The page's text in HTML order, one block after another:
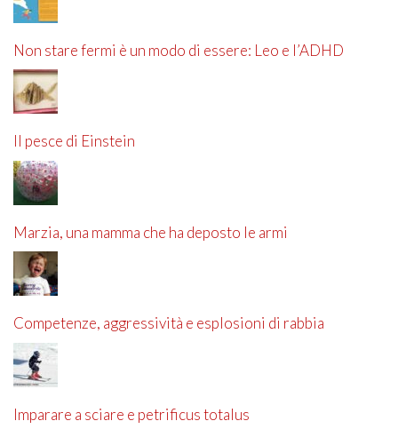
Non stare fermi è un modo di essere: Leo e l’ADHD
Il pesce di Einstein
Marzia, una mamma che ha deposto le armi
Competenze, aggressività e esplosioni di rabbia
Imparare a sciare e petrificus totalus